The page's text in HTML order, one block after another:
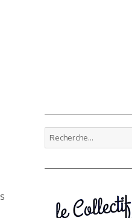
Recherche
pour :